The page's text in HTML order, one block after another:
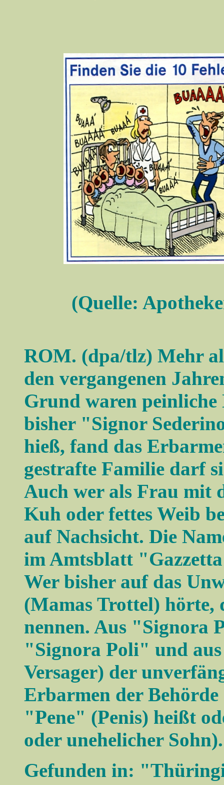
(Quelle:
ROM. (dpa/tlz) Mehr
den vergangenen
Grund waren peinliche
bisher "Signor
hieß, fand das
gestrafte Familie darf
Auch wer als Frau mit
Kuh oder fettes Weib
auf Nachsicht. Die
im Amtsblatt
Wer bisher auf das
(Mamas Trottel)
nennen. Aus "Signora
"Signora Poli" und
Versager) der
Erbarmen der
"Pene" (Penis) heißt
oder unehelicher Sohn).
Gefunden in: